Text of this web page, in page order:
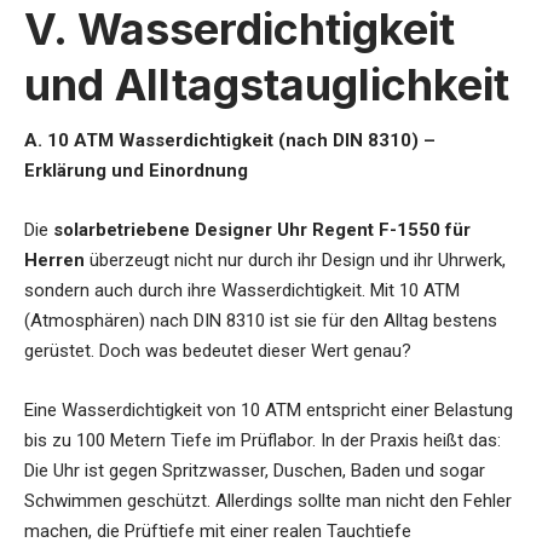
V. Wasserdichtigkeit
und Alltagstauglichkeit
A. 10 ATM Wasserdichtigkeit (nach DIN 8310) –
Erklärung und Einordnung
Die solarbetriebene Designer Uhr Regent F-1550 für
Herren überzeugt nicht nur durch ihr Design und ihr Uhrwerk,
sondern auch durch ihre Wasserdichtigkeit. Mit 10 ATM
(Atmosphären) nach DIN 8310 ist sie für den Alltag bestens
gerüstet. Doch was bedeutet dieser Wert genau?
Eine Wasserdichtigkeit von 10 ATM entspricht einer Belastung
bis zu 100 Metern Tiefe im Prüflabor. In der Praxis heißt das:
Die Uhr ist gegen Spritzwasser, Duschen, Baden und sogar
Schwimmen geschützt. Allerdings sollte man nicht den Fehler
machen, die Prüftiefe mit einer realen Tauchtiefe